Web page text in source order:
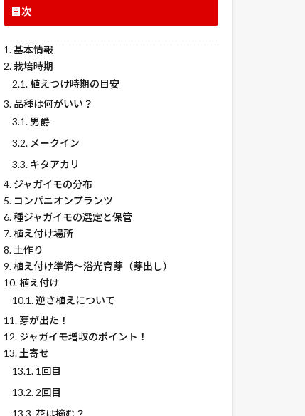
8月
下
種イモ植つけ
目次
1.基本情報
2.栽培時期
2.1. 植えつけ時期の目安
3. 品種は何がいい？
3.1. 男爵
3.2. メークイン
3.3. キタアカリ
4. ジャガイモの分布
5. コンパニオンプランツ
6.種ジャガイモの選定と保管
7. 植え付け場所
8. 土作り
9. 植え付け準備～浴光育芽（芽出し）
10. 植え付け
10.1.逆さ植えについて
11. 芽が出た！
12. ジャガイモ増収のポイント！
13. 土寄せ
13.1. 1回目
13.2. 2回目
13.3.花は摘む？